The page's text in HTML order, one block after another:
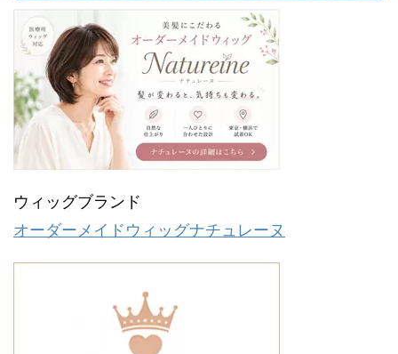
ウィッグブランド
オーダーメイドウィッグナチュレーヌ